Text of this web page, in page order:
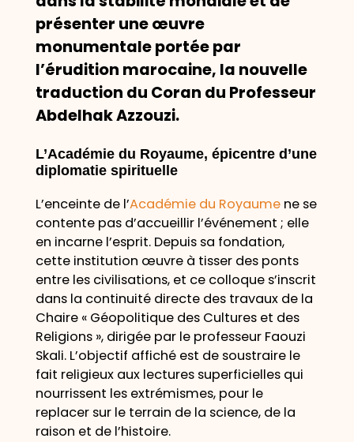
présenter une œuvre
monumentale portée par
l’érudition marocaine, la nouvelle
traduction du Coran du Professeur
Abdelhak Azzouzi.
L’Académie du Royaume, épicentre d’une
diplomatie spirituelle
L’enceinte de l’Académie du Royaumene se
contente pas d’accueillir l’événement ; elle
en incarne l’esprit. Depuis sa fondation,
cette institution œuvre à tisser des ponts
entre les civilisations, et ce colloque s’inscrit
dans la continuité directe des travaux de la
Chaire « Géopolitique des Cultures et des
Religions », dirigée par le professeur Faouzi
Skali. L’objectif affiché est de soustraire le
fait religieux aux lectures superficielles qui
nourrissent les extrémismes, pour le
replacer sur le terrain de la science, de la
raison et de l’histoire.